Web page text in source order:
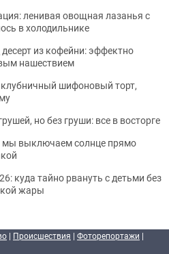
ленивая овощная лазанья с
в холодильнике
из кофейни: эффектно
нашествием
шифоновый торт,
но без груши: все в восторге
мы выключаем солнце прямо
куда тайно рвануть с детьми без
жары
| Происшествия | Фоторепортажи |